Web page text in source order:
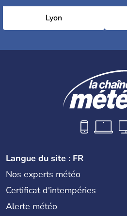
Lyon
Langue du site : FR
Nos experts météo
Certificat d'intempéries
Alerte météo